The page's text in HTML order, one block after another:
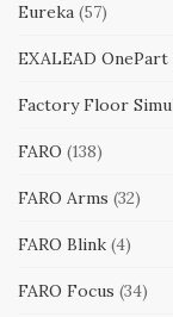
Eureka (57)
EXALEAD OnePart
Factory Floor
FARO (138)
FARO Arms (32)
FARO Blink (4)
FARO Focus (34)